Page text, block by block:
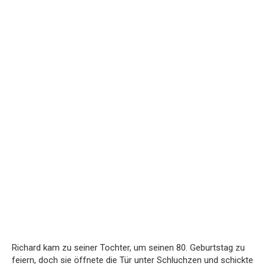
Richard kam zu seiner Tochter, um seinen 80. Geburtstag zu
feiern, doch sie öffnete die Tür unter Schluchzen und schickte